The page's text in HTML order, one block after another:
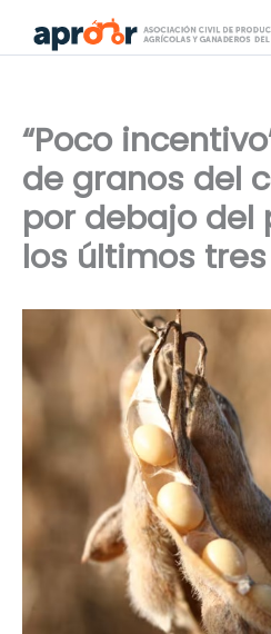
“Poco
de granos del
por debajo del
los últimos